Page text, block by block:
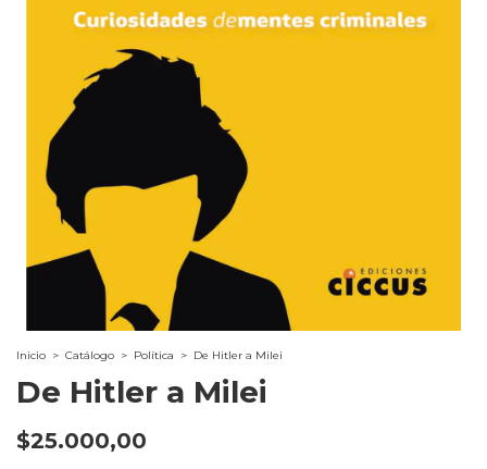
Inicio > Catálogo > Política > De Hitler a Milei
De Hitler a Milei
$25.000,00